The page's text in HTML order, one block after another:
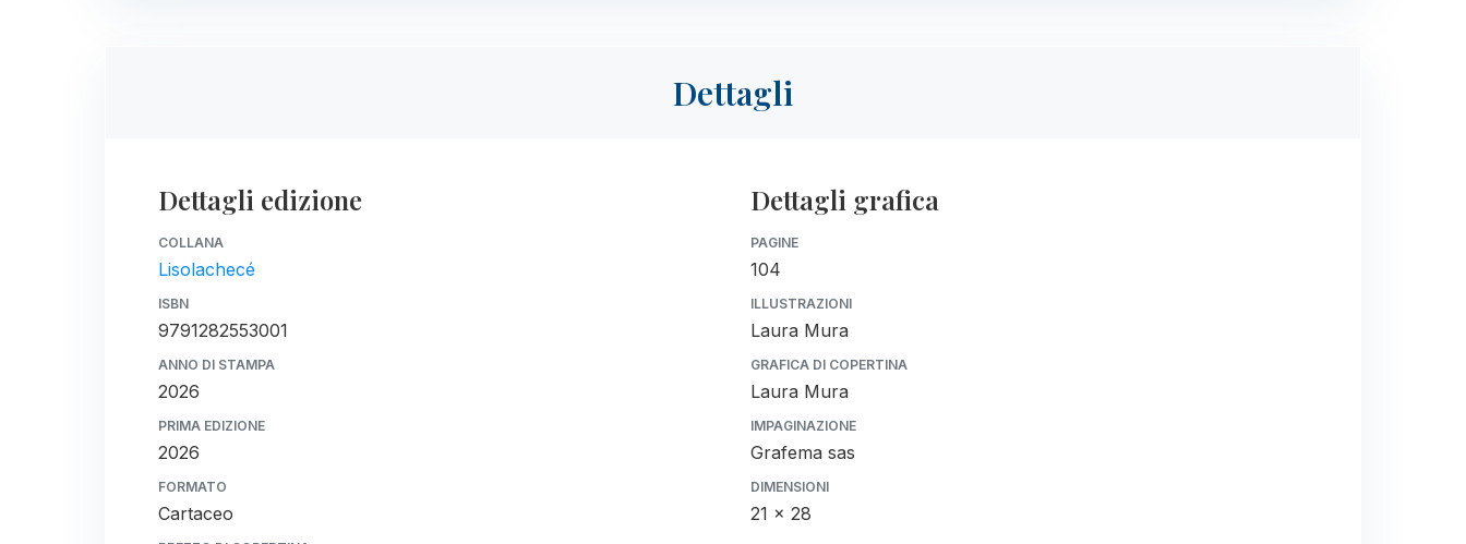
Dettagli
Dettagli edizione
COLLANA
Lisolachecé
ISBN
9791282553001
ANNO DI STAMPA
2026
PRIMA EDIZIONE
2026
FORMATO
Cartaceo
Dettagli grafica
PAGINE
104
ILLUSTRAZIONI
Laura Mura
GRAFICA DI COPERTINA
Laura Mura
IMPAGINAZIONE
Grafema sas
DIMENSIONI
21 x 28